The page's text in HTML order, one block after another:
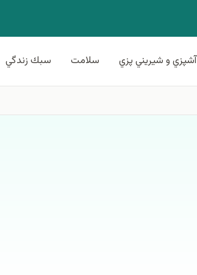
آشپزي و شيريني پزي سلامت سبك زندگي